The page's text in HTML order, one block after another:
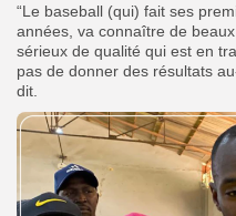
“Le baseball (qui) fait ses
années, va connaître de
sérieux de qualité qui est en
pas de donner des résultats
dit.